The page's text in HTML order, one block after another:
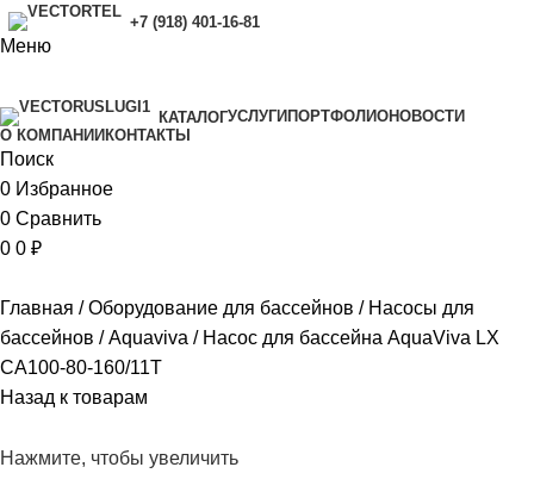
+7 (918) 401-16-81
Меню
КАТАЛОГУСЛУГИ ПОРТФОЛИОНОВОСТИ
O КОМПАНИИ КОНТАКТЫ
Поиск
0 Избранное
0 Сравнить
0 0 ₽
Главная Оборудование для бассейнов
Насосы для
бассейнов
Aquaviva
Насос для бассейна AquaViva LX
CA100-80-160/11T
Назад к товарам
Нажмите, чтобы увеличить